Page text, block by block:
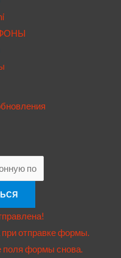
отправке формы.
поля формы снова.